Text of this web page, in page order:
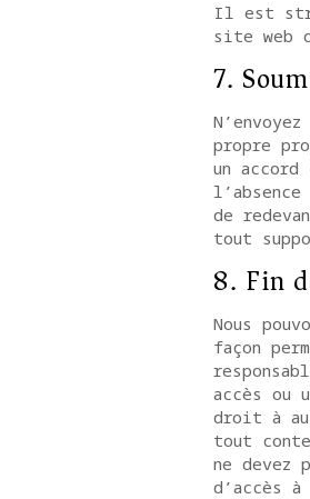
Il est
site web
7.
propre
un
de
tout
8. Fin
Nous
façon
accès ou
droit à
tout
ne devez
d’accès